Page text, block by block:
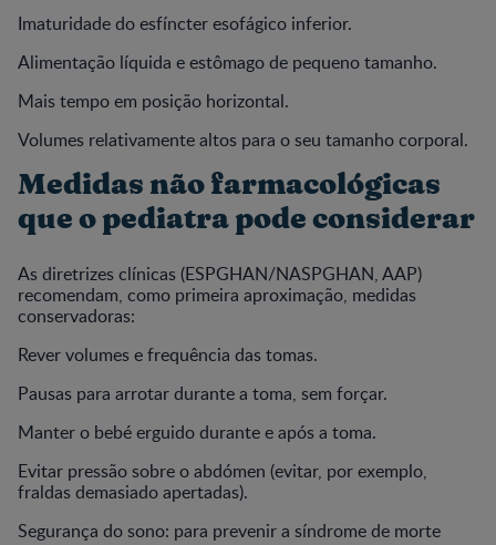
Imaturidade do esfíncter esofágico inferior.
Alimentação líquida e estômago de pequeno tamanho.
Mais tempo em posição horizontal.
Volumes relativamente altos para o seu tamanho corporal.
Medidas não farmacológicas
que o pediatra pode considerar
As diretrizes clínicas (ESPGHAN/NASPGHAN, AAP)
recomendam, como primeira aproximação, medidas
conservadoras:
Rever volumes e frequência das tomas.
Pausas para arrotar durante a toma, sem forçar.
Manter o bebé erguido durante e após a toma.
Evitar pressão sobre o abdómen (evitar, por exemplo,
fraldas demasiado apertadas).
Segurança do sono: para prevenir a síndrome de morte